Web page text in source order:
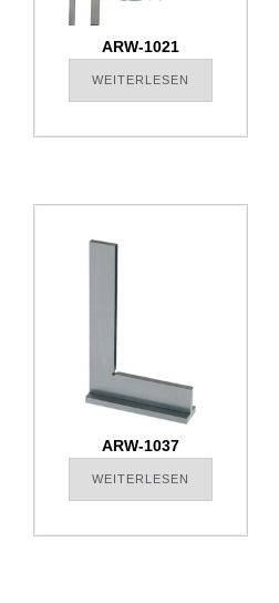
ARW-1021
WEITERLESEN
ARW-1037
WEITERLESEN